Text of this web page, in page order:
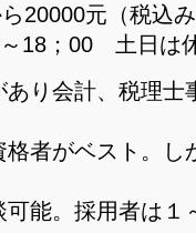
20000元（税込
18；00 土日は
あり会計、税理士
者がベスト。し
能。採用者は１